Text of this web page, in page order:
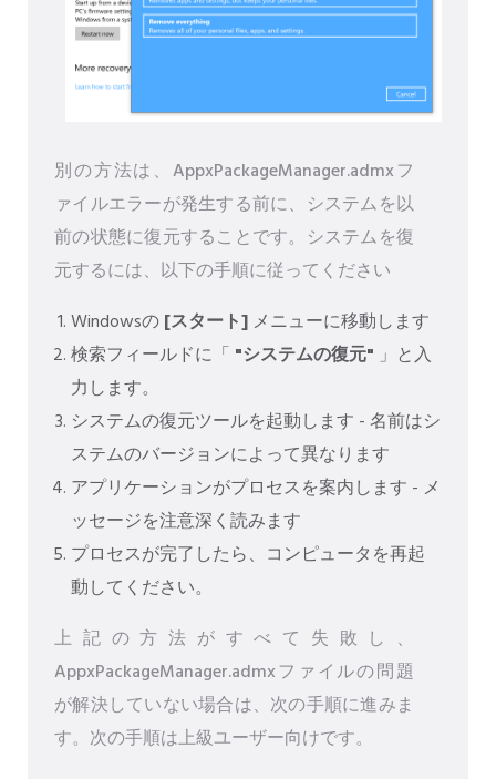
別の方法は、AppxPackageManager.admxフ
ァイルエラーが発生する前に、システムを以
前の状態に復元することです。システムを復
元するには、以下の手順に従ってください
Windowsの[スタート] メニューに移動します
検索フィールドに「 "システムの復元" 」と入
力します。
システムの復元ツールを起動します - 名前はシ
ステムのバージョンによって異なります
アプリケーションがプロセスを案内します - メ
ッセージを注意深く読みます
プロセスが完了したら、コンピュータを再起
動してください。
上記の方法がすべて失敗し、
AppxPackageManager.admxファイルの問題
が解決していない場合は、次の手順に進みま
す。次の手順は上級ユーザー向けです。